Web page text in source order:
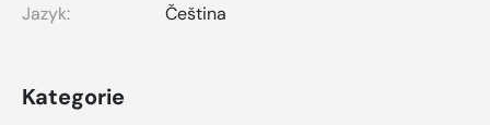
Jazyk:
Čeština
Kategorie